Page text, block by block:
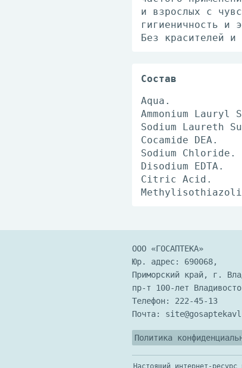
и взрослых с
гигиеничность и
Без красителей и
Состав
Aqua.
Ammonium Lauryl
Sodium Laureth
Cocamide DEA.
Sodium Chloride.
Disodium EDTA.
Citric Acid.
ООО «ГОСАПТЕКА»
Юр. адрес: 690068,
Приморский край, г.
пр-т 100-лет
Телефон: 222-45-13
Почта:
Политика
Настоящий интернет-